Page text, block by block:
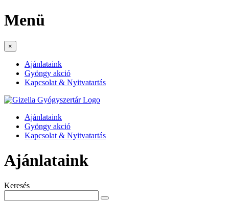
Menü
×
Ajánlataink
Gyöngy akció
Kapcsolat & Nyitvatartás
Ajánlataink
Gyöngy akció
Kapcsolat & Nyitvatartás
Ajánlataink
Keresés